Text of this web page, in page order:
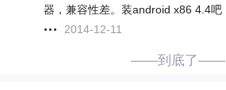
器，兼容性差。装android x86 4.4吧
2014-12-11
——到底了——